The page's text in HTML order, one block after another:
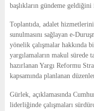
başlıkların gündeme
Toplantıda, adalet
sunulmasını sağlayan e-
yönelik çalışmalar hakkında
yargılamaların makul sürede
hazırlanan Yargı Reformu
kapsamında planlanan
Gürlek, açıklamasında
liderliğinde çalışmaları